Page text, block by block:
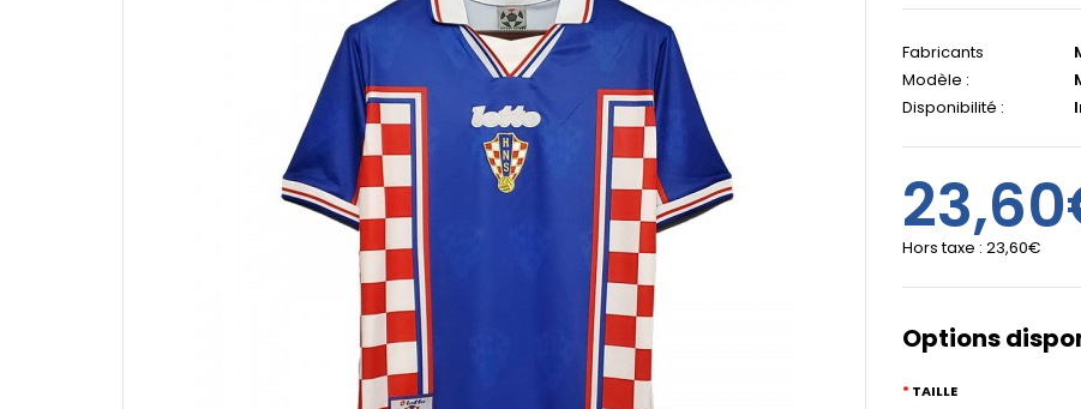
Fabricants
Modèle :
Disponibilité :
Hors taxe : 23,60€
Options
TAILLE